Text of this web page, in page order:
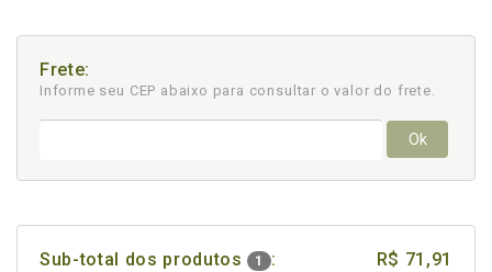
Frete:
Informe seu CEP abaixo para consultar o valor do frete.
Ok
Sub-total dos produtos 1 : R$ 71,91